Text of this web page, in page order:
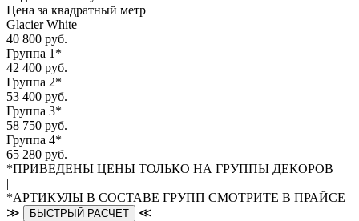
Цена за квадратный метр
Glacier White
40 800 руб.
Группа 1*
42 400 руб.
Группа 2*
53 400 руб.
Группа 3*
58 750 руб.
Группа 4*
65 280 руб.
*ПРИВЕДЕНЫ ЦЕНЫ ТОЛЬКО НА ГРУППЫ ДЕКОРОВ
|
*АРТИКУЛЫ В СОСТАВЕ ГРУПП СМОТРИТЕ В ПРАЙСЕ
≫
БЫСТРЫЙ РАСЧЕТ ≪